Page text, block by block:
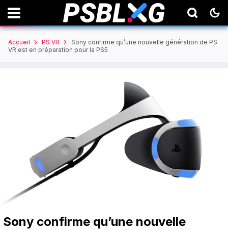
Accueil PS VR
Sony confirme qu’une nouvelle génération de PS
VR est en préparation pour la PS5
Sony confirme qu’une nouvelle